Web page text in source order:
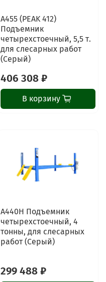
A455 (PEAK 412)
Подъемник
четырехстоечный, 5,5 т.
для слесарных работ
(Серый)
406 308 ₽
В корзину
А440H Подъемник
четырехстоечный, 4
тонны, для слесарных
работ (Серый)
299 488 ₽